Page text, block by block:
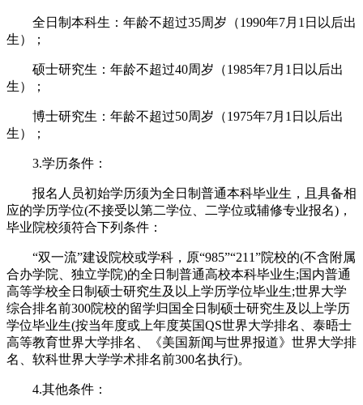
全日制本科生：年龄不超过35周岁（1990年7月1日以后出
生）；
硕士研究生：年龄不超过40周岁（1985年7月1日以后出
生）；
博士研究生：年龄不超过50周岁（1975年7月1日以后出
生）；
3.学历条件：
报名人员初始学历须为全日制普通本科毕业生，且具备相
应的学历学位(不接受以第二学位、二学位或辅修专业报名)，
毕业院校须符合下列条件：
“双一流”建设院校或学科，原“985”“211”院校的(不含附属
合办学院、独立学院)的全日制普通高校本科毕业生;国内普通
高等学校全日制硕士研究生及以上学历学位毕业生;世界大学
综合排名前300院校的留学归国全日制硕士研究生及以上学历
学位毕业生(按当年度或上年度英国QS世界大学排名、泰晤士
高等教育世界大学排名、《美国新闻与世界报道》世界大学排
名、软科世界大学学术排名前300名执行)。
4.其他条件：